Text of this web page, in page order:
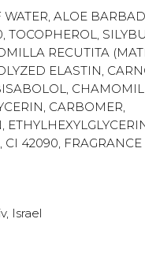
ALOE
TOCOPHEROL,
RECUTITA
ELASTIN,
CARBOMER,
42090, FRAGRANCE
Israel